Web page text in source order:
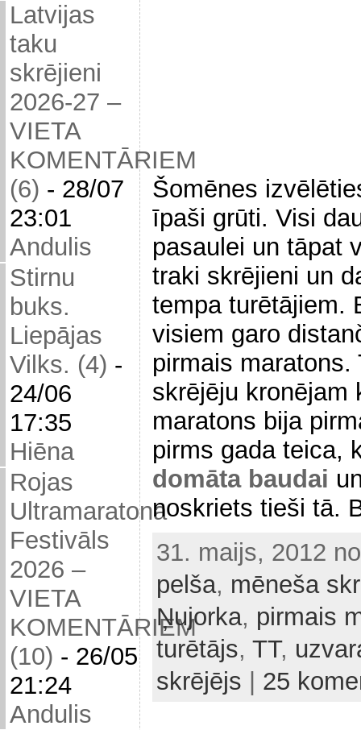
Latvijas
taku
skrējieni
2026-27 –
VIETA
KOMENTĀRIEM
(6) - 28/07
23:01
Andulis
Stirnu
buks.
Liepājas
Vilks. (4) -
24/06
17:35
Hiēna
Rojas
Ultramaratona
Festivāls
2026 –
VIETA
KOMENTĀRIEM
(10) - 26/05
21:24
Andulis
Šomēnes
īpaši grūti. Visi
pasaulei un tāpat
traki skrējieni un
tempa turētājiem.
visiem garo
pirmais
skrējēju kronējam
maratons bija
pirms gada teica,
domāta baudai
noskriets tieši tā.
31. maijs, 2012
pelša, mēneša
Ņujorka, pirmais
turētājs, TT,
skrējējs
25